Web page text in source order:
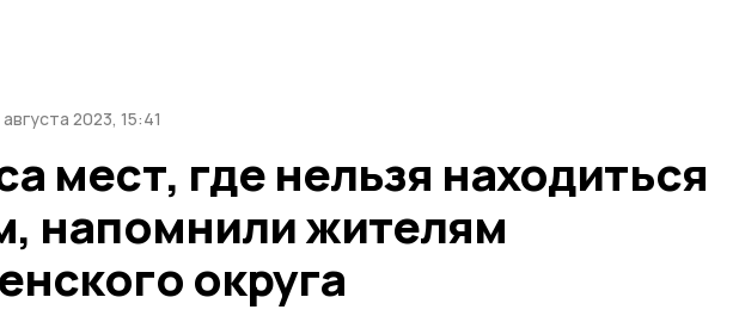
2023, 15:41
мест, где нельзя находиться
напомнили жителям
округа